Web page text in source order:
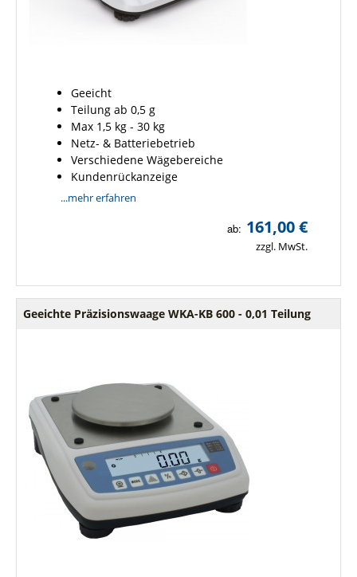
Geeicht
Teilung ab 0,5 g
Max 1,5 kg - 30 kg
Netz- & Batteriebetrieb
Verschiedene Wägebereiche
Kundenrückanzeige
...mehr erfahren
ab: 161,00 €
zzgl. MwSt.
Geeichte Präzisionswaage WKA-KB 600 - 0,01 Teilung